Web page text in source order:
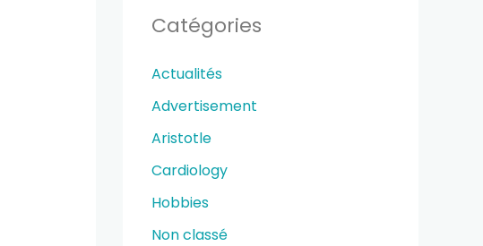
Catégories
Actualités
Advertisement
Aristotle
Cardiology
Hobbies
Non classé